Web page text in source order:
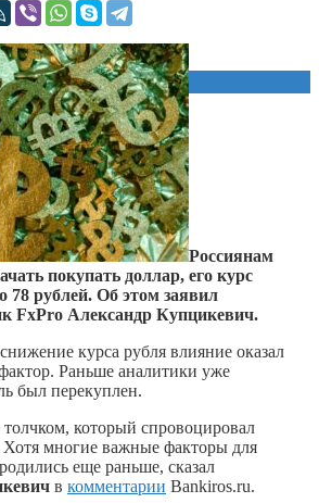
Россиянам
покупать доллар, его курс
78 рублей. Об этом заявил
FxPro Александр Купцикевич.
курса рубля влияние оказал
Раньше аналитики уже
был перекуплен.
который спровоцировал
Хотя многие важные факторы для
еще раньше, сказал
в комментарии Bankiros.ru.